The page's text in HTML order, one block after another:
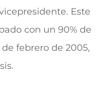
Este
con un 90% de
febrero de 2005,